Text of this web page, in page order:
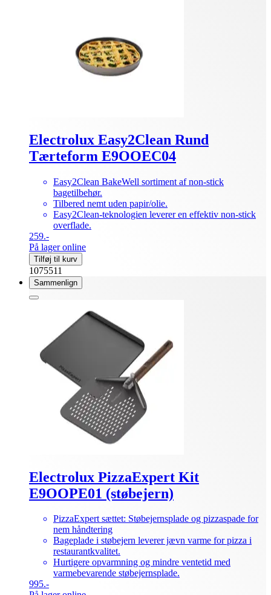
Electrolux Easy2Clean Rund
Tærteform E9OOEC04
Easy2Clean BakeWell sortiment af non-stick
bagetilbehør.
Tilbered nemt uden papir/olie.
Easy2Clean-teknologien leverer en effektiv non-stick
overflade.
259.-
På lager online
Tilføj til kurv
1075511
Sammenlign
Electrolux PizzaExpert Kit
E9OOPE01 (støbejern)
PizzaExpert sættet: Støbejernsplade og pizzaspade for
nem håndtering
Bageplade i støbejern leverer jævn varme for pizza i
restaurantkvalitet.
Hurtigere opvarmning og mindre ventetid med
varmebevarende støbejernsplade.
995.-